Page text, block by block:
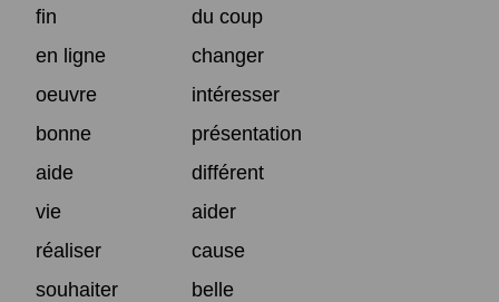
fin
du coup
en ligne
changer
oeuvre
intéresser
bonne
présentation
aide
différent
vie
aider
réaliser
cause
souhaiter
belle